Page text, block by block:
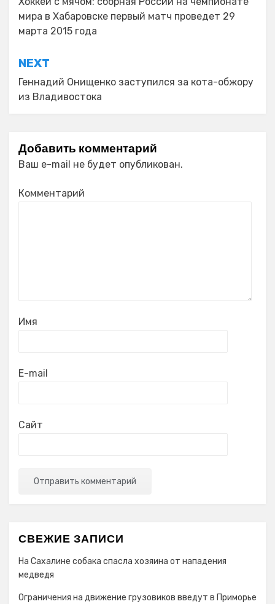
по
записям
мира в Хабаровске первый матч проведет 29
марта 2015 года
NEXT
Геннадий Онищенко заступился за кота-обжору
из Владивостока
Добавить комментарий
Ваш e-mail не будет опубликован.
Комментарий
Имя
E-mail
Сайт
СВЕЖИЕ ЗАПИСИ
На Сахалине собака спасла хозяина от нападения
медведя
Ограничения на движение грузовиков введут в Приморье